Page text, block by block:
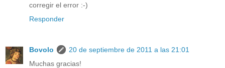
corregir el error :-)
Responder
Bovolo
20 de septiembre de 2011 a las 21:01
Muchas gracias!